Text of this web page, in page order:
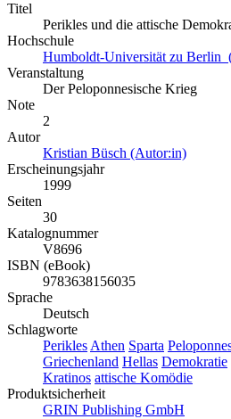
Titel
Perikles und die attische
Hochschule
Humboldt-Universität zu Berlin
Veranstaltung
Der Peloponnesische Krieg
Note
2
Autor
Kristian Büsch (Autor:in)
Erscheinungsjahr
1999
Seiten
30
Katalognummer
V8696
ISBN (eBook)
9783638156035
Sprache
Deutsch
Schlagworte
Perikles Athen Sparta
Griechenland Hellas Demokratie
Kratinos attische Komödie
Produktsicherheit
GRIN Publishing GmbH